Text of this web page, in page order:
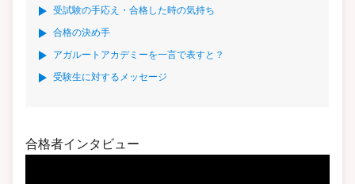
受試験の手応え・合格した時の気持ち
合格の決め手
アガルートアカデミーを一言で表すと？
受験生に対するメッセージ
合格者インタビュー